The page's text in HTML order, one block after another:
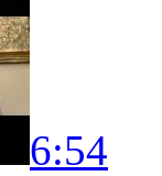
6:54